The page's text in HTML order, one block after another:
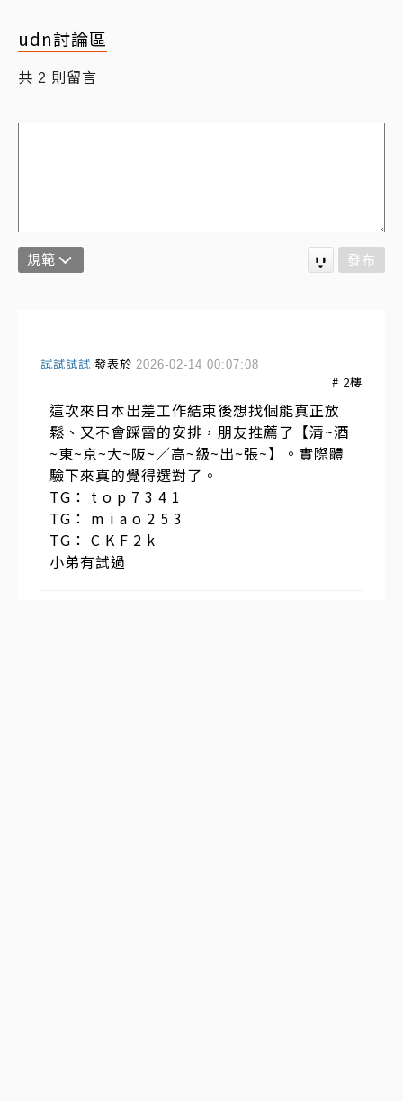
udn討論區
共 2 則留言
規範 發布
試試試試 發表於 2026-02-14 00:07:08
# 2樓
這次來日本出差工作結束後想找個能真正放
鬆、又不會踩雷的安排，朋友推薦了【清~酒
~東~京~大~阪~／高~級~出~張~】。實際體
驗下來真的覺得選對了。
TG： t o p 7 3 4 1
TG： m i a o 2 5 3
TG： C K F 2 k
小弟有試過